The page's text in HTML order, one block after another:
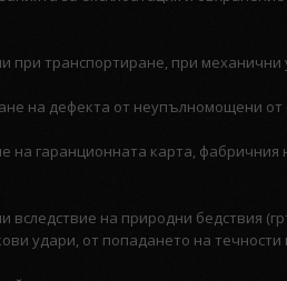
при транспортиране, при
на дефекта от неупълномощени
на гаранционната карта,
вследствие на природни бедствия
удари, от попадането на